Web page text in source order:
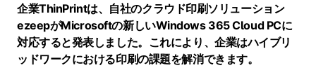
企業ThinPrintは、自社のクラウド印刷ソリューション
ezeepがMicrosoftの新しいWindows 365 Cloud PCに
対応すると発表しました。これにより、企業はハイブリ
ッドワークにおける印刷の課題を解消できます。